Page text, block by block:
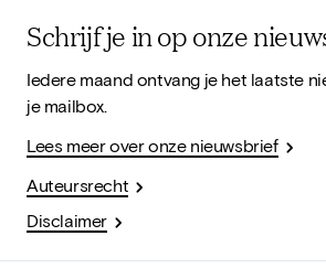
Schrijf je in op onze
Iedere maand ontvang je het laatste
je mailbox.
Lees meer over onze nieuwsbrief
Auteursrecht
Disclaimer